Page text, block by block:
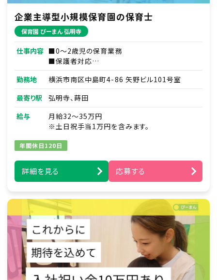
企業主導型小規模保育園の保育士
保育園 ぴーまん 弘明寺
仕事内容 ■0～2歳児の保育業務
■保護者対応
■連絡帳・記録業務
※ICTシステムを使用
■各種研修参加
■見学対応
■調理補助
■ほか付随する業務
勤務地
横浜市南区中島町4-86 矢野ビル101号室
最寄り駅
弘明寺、蒔田
給与
月給32～35万円
※土日祝手当1万円を含みます。
年間休日120日
詳細を見る 応募する